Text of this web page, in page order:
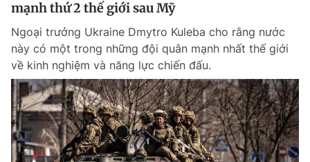
mạnh thứ 2 thế giới sau Mỹ
Ngoại trưởng Ukraine Dmytro Kuleba cho rằng nước
này có một trong những đội quân mạnh nhất thế giới
về kinh nghiệm và năng lực chiến đấu.